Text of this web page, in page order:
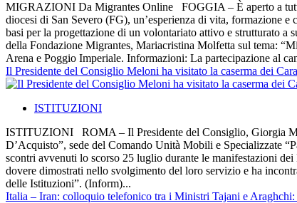
MIGRAZIONI Da Migrantes Online FOGGIA – È aperto a tutti
diocesi di San Severo (FG), un’esperienza di vita, formazione
basi per la progettazione di un volontariato attivo e strutturato
della Fondazione Migrantes, Mariacristina Molfetta sul tema:
Arena e Poggio Imperiale. Informazioni: La partecipazione al
Il Presidente del Consiglio Meloni ha visitato la caserma dei
ISTITUZIONI
ISTITUZIONI ROMA – Il Presidente del Consiglio, Giorgia
D’Acquisto”, sede del Comando Unità Mobili e Specializzate
scontri avvenuti lo scorso 25 luglio durante le manifestazioni
dovere dimostrati nello svolgimento del loro servizio e ha
delle Istituzioni”. (Inform)...
Italia – Iran: colloquio telefonico tra i Ministri Tajani e